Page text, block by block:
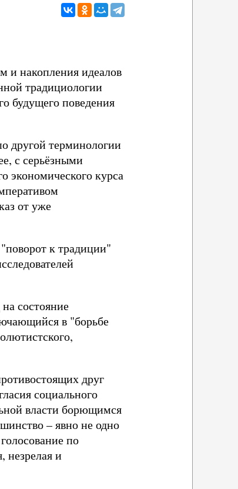
и накопления идеалов
традициологии
будущего поведения
другой терминологии
с серьёзными
экономического курса
от уже
к традиции"
состояние
в "борьбе
друг
социального
власти борющимся
– явно не одно
по
незрелая и